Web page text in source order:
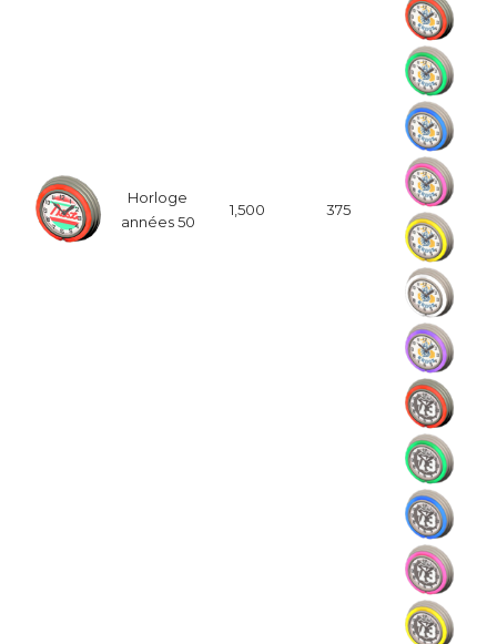
Horloge
années 50
1,500 375